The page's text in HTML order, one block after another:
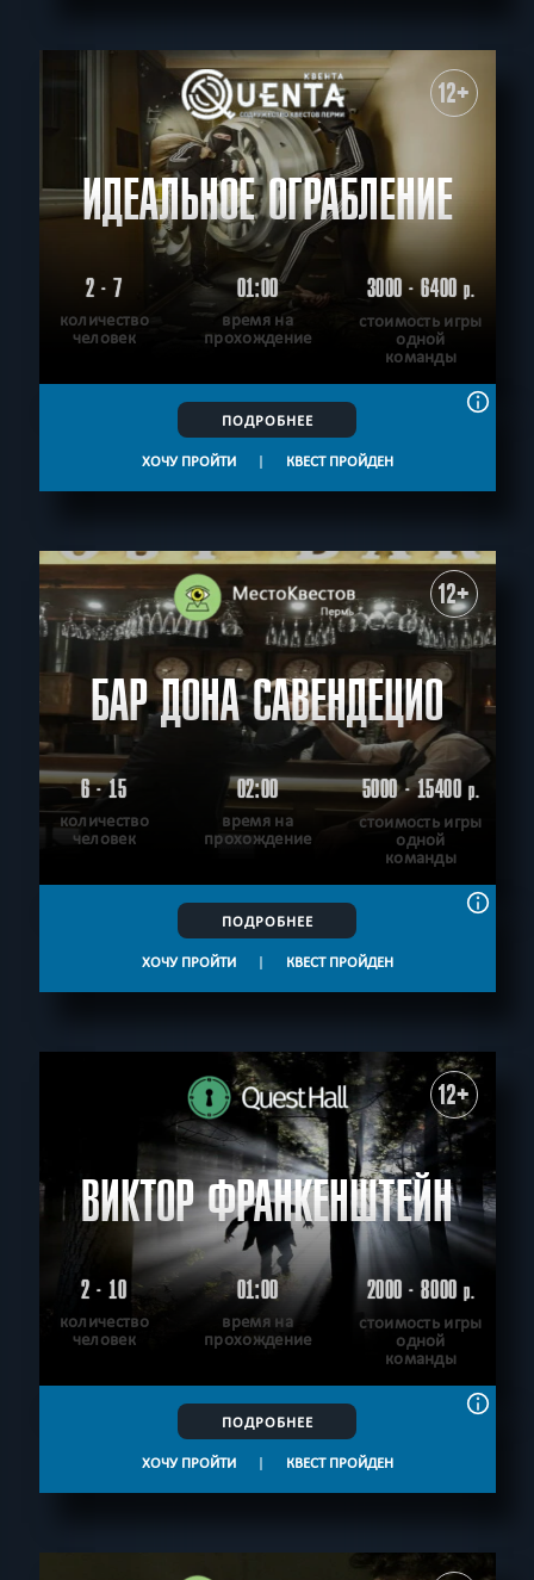
12+
ИДЕАЛЬНОЕ ОГРАБЛЕНИЕ
2 - 7
количество
человек
01:00
время на
прохождение
3000 - 6400р.
стоимость игры
одной
команды
ПОДРОБНЕЕ
ХОЧУ ПРОЙТИ | КВЕСТ ПРОЙДЕН
12+
БАР ДОНА САВЕНДЕЦИО
6 - 15
количество
человек
02:00
время на
прохождение
5000 - 15400р.
стоимость игры
одной
команды
ПОДРОБНЕЕ
ХОЧУ ПРОЙТИ | КВЕСТ ПРОЙДЕН
12+
ВИКТОР ФРАНКЕНШТЕЙН
2 - 10
количество
человек
01:00
время на
прохождение
2000 - 8000р.
стоимость игры
одной
команды
ПОДРОБНЕЕ
ХОЧУ ПРОЙТИ | КВЕСТ ПРОЙДЕН